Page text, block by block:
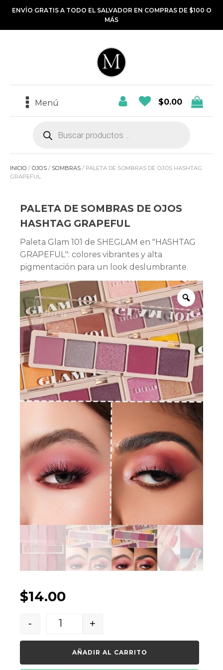
ENVÍO GRATIS A TODO EL SALVADOR EN COMPRAS DE $100 O
MÁS
Menú $0.00
Búsqueda
INICIO / OJOS / SOMBRAS / PALETA DE SOMBRAS DE OJOS HASHTAG
GRAPEFUL
PALETA DE SOMBRAS DE OJOS
HASHTAG GRAPEFUL
Paleta Glam 101 de SHEGLAM en "HASHTAG
GRAPEFUL": colores vibrantes y alta
pigmentación para un look deslumbrante.
$14.00
- +
AÑADIR AL CARRITO